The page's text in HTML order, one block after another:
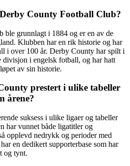
County Football Club?
ble grunnlagt i 1884 og er en av de
Klubben har en rik historie og har
i over 100 år. Derby County har spilt i
divisjon i engelsk fotball, og har hatt
av sin historie.
prestert i ulike tabeller
årene?
suksess i ulike ligaer og tabeller
har vunnet både ligatitler og
opplevd nedrykk og perioder med
en dedikert supporterbase som har
og tynt.